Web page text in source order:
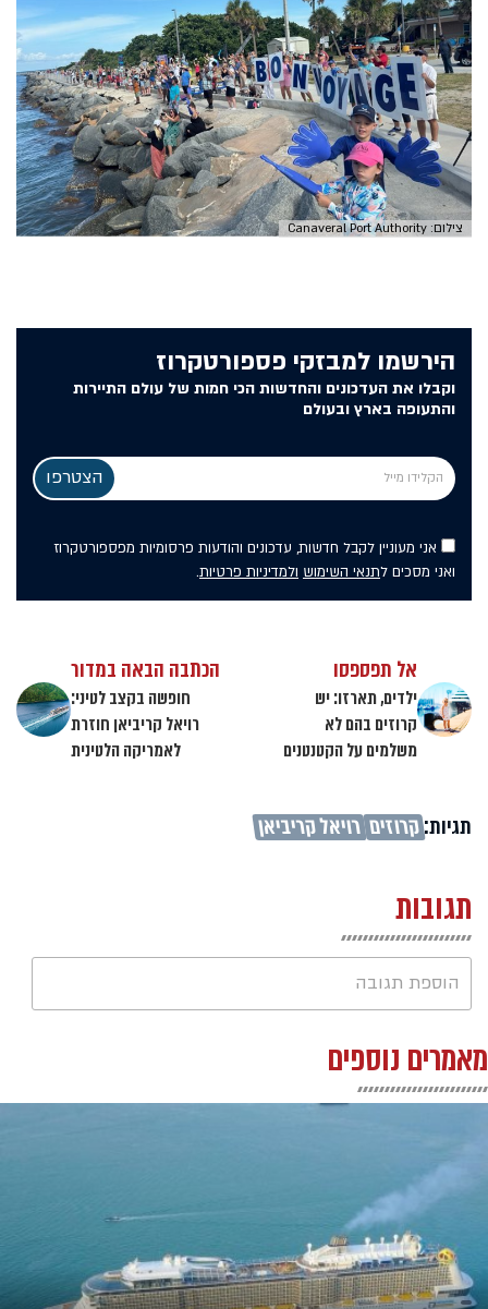
צילום: Canaveral Port Authority
הירשמו למבזקי פספורטקרוז
וקבלו את העדכונים והחדשות הכי חמות של עולם התיירות
והתעופה בארץ ובעולם
אני מעוניין לקבל חדשות, עדכונים והודעות פרסומיות מפספורטקרוז
ואני מסכים לתנאי השימוש ולמדיניות פרטיות.
אל תפספסו
ילדים, תארזו: יש
קרוזים בהם לא
משלמים על הקטנטנים
הכתבה הבאה במדור
חופשה בקצב לטיני:
רויאל קריביאן חוזרת
לאמריקה הלטינית
תגיות:קרוזים רויאל קריביאן
תגובות
הוספת תגובה
מאמרים נוספים